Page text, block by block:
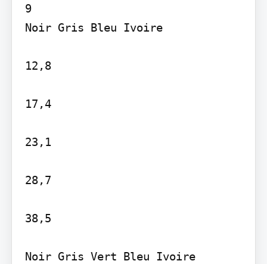
9
Noir Gris Bleu Ivoire
12,8
17,4
23,1
28,7
38,5
Noir Gris Vert Bleu Ivoire